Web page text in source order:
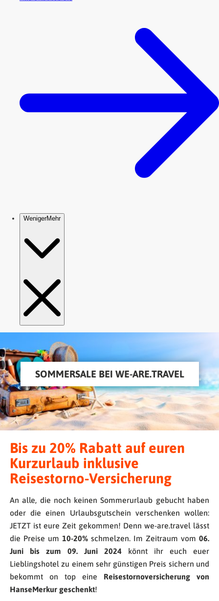
SOMMERSALE BEI WE-ARE.TRAVEL
Bis zu 20% Rabatt auf euren
Kurzurlaub inklusive
Reisestorno-Versicherung
An alle, die noch keinen Sommerurlaub gebucht haben
oder die einen Urlaubsgutschein verschenken wollen:
JETZT ist eure Zeit gekommen! Denn we-are.travel lässt
die Preise um 10-20% schmelzen. Im Zeitraum vom 06.
Juni bis zum 09. Juni 2024 könnt ihr euch euer
Lieblingshotel zu einem sehr günstigen Preis sichern und
bekommt on top eine Reisestornoversicherung von
HanseMerkur geschenkt!